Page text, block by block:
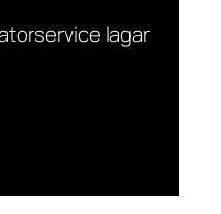
lagar